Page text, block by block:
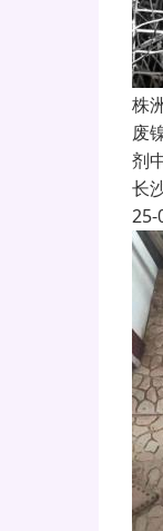
株
废
剂
长
25-